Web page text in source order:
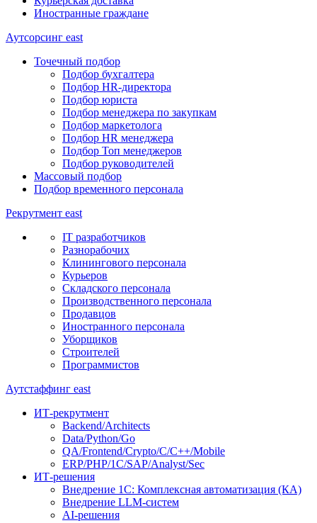
Иностранные граждане
Аутсорсинг east
Точечный подбор
Подбор бухгалтера
Подбор HR-директора
Подбор юриста
Подбор менеджера по закупкам
Подбор маркетолога
Подбор HR менеджера
Подбор Топ менеджеров
Подбор руководителей
Массовый подбор
Подбор временного персонала
Рекрутмент east
IT разработчиков
Разнорабочих
Клинингового персонала
Курьеров
Складского персонала
Производственного персонала
Продавцов
Иностранного персонала
Уборщиков
Строителей
Программистов
Аутстаффинг east
ИТ-рекрутмент
Backend/Architects
Data/Python/Go
QA/Frontend/Crypto/C/C++/Mobile
ERP/PHP/1C/SAP/Analyst/Sec
ИТ-решения
Внедрение 1С: Комплексная автоматизация (КА)
Внедрение LLM-систем
AI-решения